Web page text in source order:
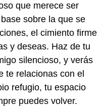
que merece ser
sobre la que se
el cimiento firme
y deseas. Haz de tu
silencioso, y verás
te relacionas con el
refugio, tu espacio
puedes volver.